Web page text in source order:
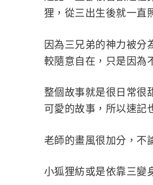
狸，從三出生後就一直
因為三兄弟的神力被分
較隨意自在，只是因為
整個故事就是很日常很
可愛的故事，所以速記
老師的畫風很加分，不
小狐狸紡或是依靠三變